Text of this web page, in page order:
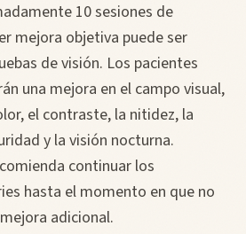
10 sesiones de
mejora objetiva puede ser
de visión. Los pacientes
una mejora en el campo visual,
el contraste, la nitidez, la
y la visión nocturna.
continuar los
hasta el momento en que no
adicional.